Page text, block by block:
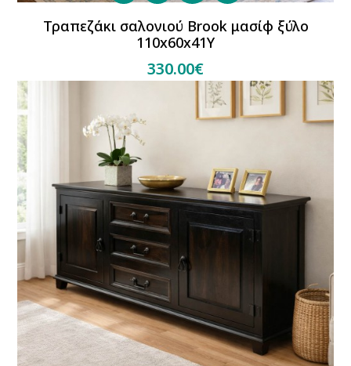
Τραπεζάκι σαλονιού Brook μασίφ ξύλο
110x60x41Y
330.00€